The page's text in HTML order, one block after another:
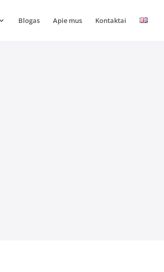
Blogas Apie mus Kontaktai